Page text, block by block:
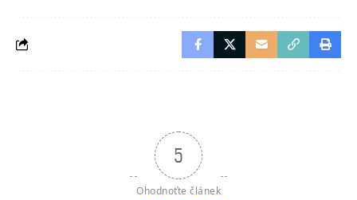
5
Ohodnoťte článek